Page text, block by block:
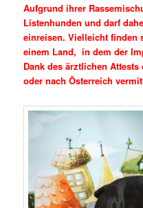
Aufgrund ihrer
Listenhunden und darf
einreisen. Vielleicht finden
einem Land, in dem der
Dank des ärztlichen
oder nach Österreich